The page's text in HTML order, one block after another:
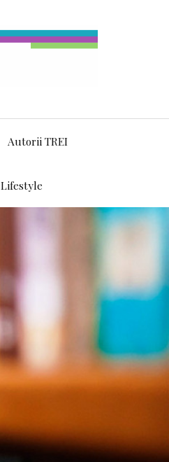
Autorii TREI
Lifestyle